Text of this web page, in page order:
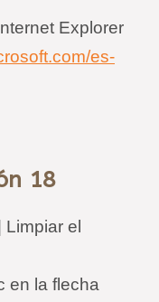
Explorer
es-
18
el
en la flecha